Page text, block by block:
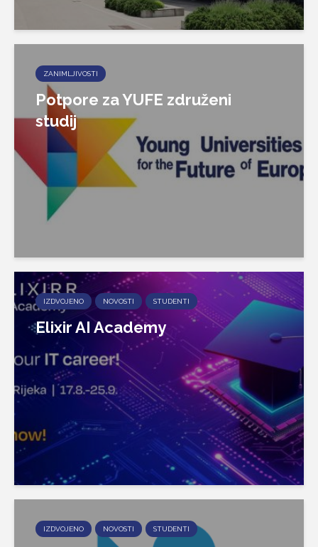
ZANIMLJIVOSTI
Potpore za YUFE združeni
studij
IZDVOJENO NOVOSTI STUDENTI
Elixir AI Academy
IZDVOJENO NOVOSTI STUDENTI